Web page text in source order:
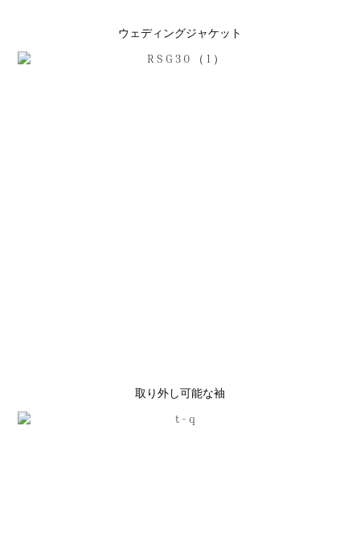
ウェディングジャケット
取り外し可能な袖